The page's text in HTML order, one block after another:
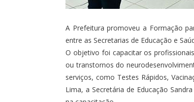
A Prefeitura promoveu a Formação
entre as Secretarias de Educação e
O objetivo foi capacitar os
ou transtornos do
serviços, como Testes Rápidos,
Lima, a Secretária de Educação